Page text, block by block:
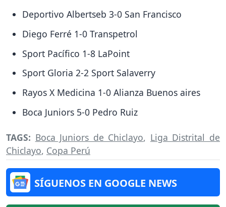
Deportivo Albertseb 3-0 San Francisco
Diego Ferré 1-0 Transpetrol
Sport Pacífico 1-8 LaPoint
Sport Gloria 2-2 Sport Salaverry
Rayos X Medicina 1-0 Alianza Buenos aires
Boca Juniors 5-0 Pedro Ruiz
TAGS: Boca Juniors de Chiclayo, Liga Distrital de
Chiclayo, Copa Perú
SÍGUENOS EN GOOGLE NEWS